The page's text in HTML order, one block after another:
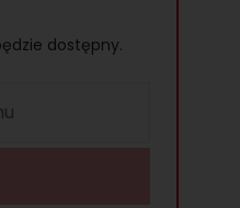
dostępny.